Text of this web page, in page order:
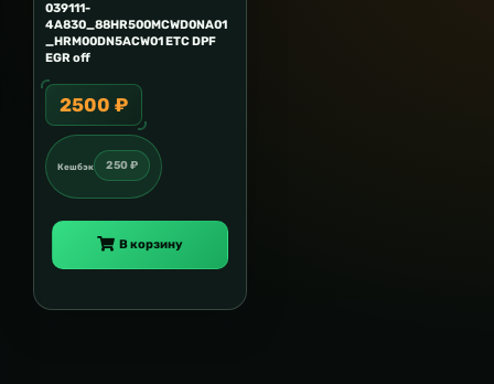
039111-
4A830_88HR500MCWD0NA01
_HRM00DN5ACW01 ETC DPF
EGR off
2500 ₽
Кешбэк 250 ₽
В корзину